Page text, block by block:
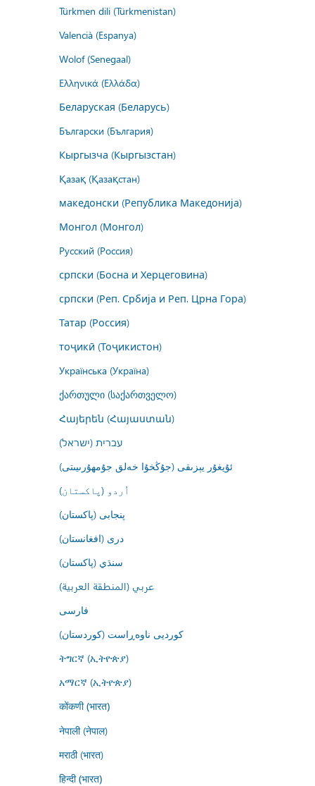
Türkmen dili (Türkmenistan)
Valencià (Espanya)
Wolof (Senegaal)
Ελληνικά (Ελλάδα)
Беларуская (Беларусь)
Български (България)
Кыргызча (Кыргызстан)
Қазақ (Қазақстан)
македонски (Република Македонија)
Монгол (Монгол)
Русский (Россия)
српски (Босна и Херцеговина)
српски (Реп. Србија и Реп. Црна Гора)
Татар (Россия)
тоҷикӣ (Тоҷикистон)
Українська (Україна)
ქართული (საქართველო)
Հայերեն (Հայաստան)
עברית (ישראל)
ئۇيغۇر يېزىقى (جۇڭخۇا خەلق جۇمھۇرىيىتى)
اُردو (پاکستان)
پنجابی (پاکستان)
درى (افغانستان)
سنڌي (پاکستان)
عربي (المنطقة العربية)
فارسى
کوردیی ناوەڕاست (کوردستان)
ትግርኛ (ኢትዮጵያ)
አማርኛ (ኢትዮጵያ)
कोंकणी (भारत)
नेपाली (नेपाल)
मराठी (भारत)
हिन्दी (भारत)